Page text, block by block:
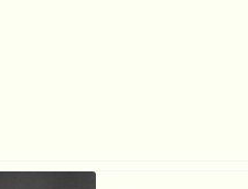
činnost nejen v zimní přírodě